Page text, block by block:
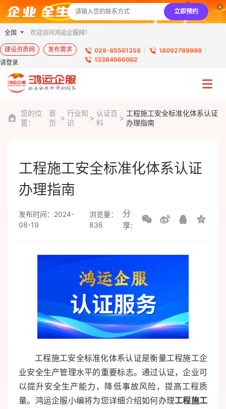
立即预约
全国 欢迎访问鸿运企服网！
建设资质网
发布需求
请登录
029-85501358
18092789998
13384966002
您的位
置：
首
页
行业知
识
认证百
科
工程施工安全标准化体系认证
办理指南
工程施工安全标准化体系认证
办理指南
发布时间：2024-
08-19
浏览量：
836
分
享:
工程施工安全标准化体系认证是衡量工程施工企
业安全生产管理水平的重要标志。通过认证，企业可
以提升安全生产能力，降低事故风险，提高工程质
量。鸿运企服小编将为您详细介绍如何办理工程施工